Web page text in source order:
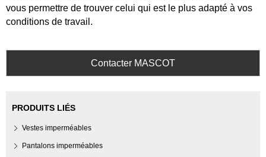
vous permettre de trouver celui qui est le plus adapté à vos
conditions de travail.
Contacter MASCOT
PRODUITS LIÉS
Vestes imperméables
Pantalons imperméables